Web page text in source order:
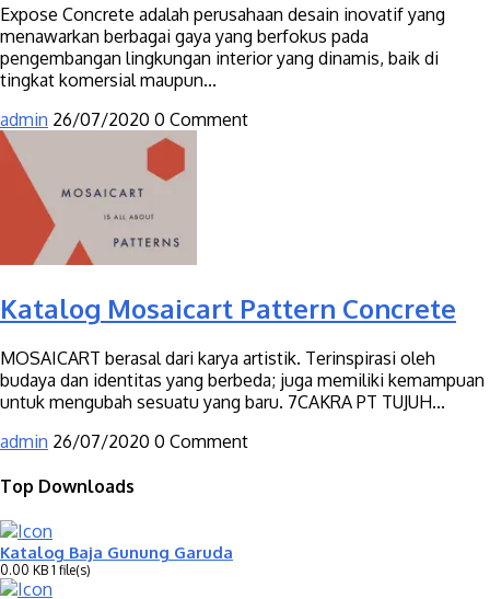
Expose Concrete adalah perusahaan desain inovatif yang
menawarkan berbagai gaya yang berfokus pada
pengembangan lingkungan interior yang dinamis, baik di
tingkat komersial maupun...
admin 26/07/2020 0 Comment
Katalog Mosaicart Pattern Concrete
MOSAICART berasal dari karya artistik. Terinspirasi oleh
budaya dan identitas yang berbeda; juga memiliki kemampuan
untuk mengubah sesuatu yang baru. 7CAKRA PT TUJUH...
admin 26/07/2020 0 Comment
Top Downloads
Katalog Baja Gunung Garuda
0.00 KB 1 file(s)